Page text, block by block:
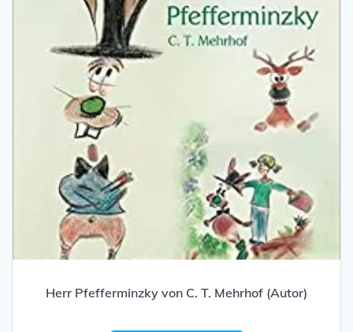
Herr Pfefferminzky von C. T. Mehrhof (Autor)